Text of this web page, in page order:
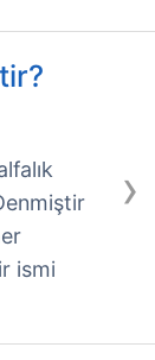
›
ismi